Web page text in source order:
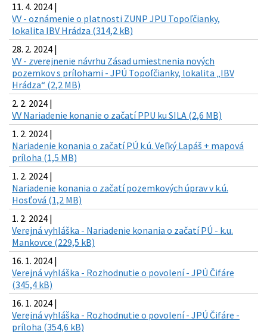
11. 4. 2024 |
VV - oznámenie o platnosti ZUNP JPU Topoľčianky,
lokalita IBV Hrádza (314,2 kB)
28. 2. 2024 |
VV - zverejnenie návrhu Zásad umiestnenia nových
pozemkov s prílohami - JPÚ Topoľčianky, lokalita „IBV
Hrádza“ (2,2 MB)
2. 2. 2024 |
VV Nariadenie konanie o začatí PPU ku SILA (2,6 MB)
1. 2. 2024 |
Nariadenie konania o začatí PÚ k.ú. Veľký Lapáš + mapová
príloha (1,5 MB)
1. 2. 2024 |
Nariadenie konania o začatí pozemkových úprav v k.ú.
Hosťová (1,2 MB)
1. 2. 2024 |
Verejná vyhláška - Nariadenie konania o začatí PÚ - k.u.
Mankovce (229,5 kB)
16. 1. 2024 |
Verejná vyhláška - Rozhodnutie o povolení - JPÚ Čifáre
(345,4 kB)
16. 1. 2024 |
Verejná vyhláška - Rozhodnutie o povolení - JPÚ Čifáre -
príloha (354,6 kB)